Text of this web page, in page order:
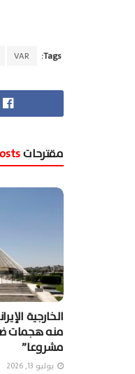
Tags:
VAR
مقترحات
الخارجية
منه هجمات
مشروعا”
يوليو 13, 2026